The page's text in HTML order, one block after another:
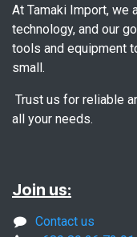
At Tamaki Import, we
technology, and our
tools and equipment
small.
Trust us for reliable
all your needs.
Join us:
Contact us